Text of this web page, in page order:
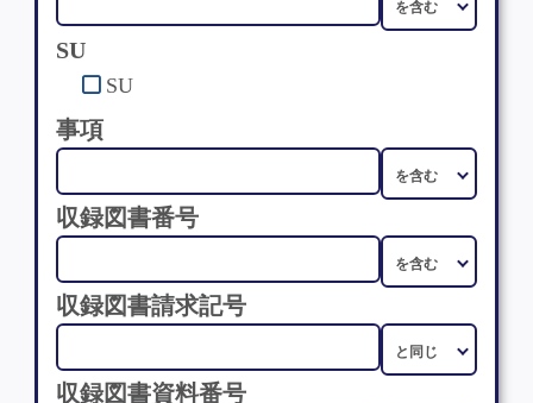
SU
SU
事項
収録図書番号
収録図書請求記号
収録図書資料番号